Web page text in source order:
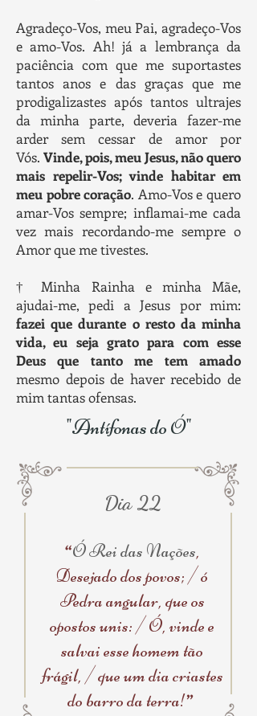
Agradeço-Vos, meu Pai, agradeço-Vos
e amo-Vos. Ah! já a lembrança da
paciência com que me suportastes
tantos anos e das graças que me
prodigalizastes após tantos ultrajes
da minha parte, deveria fazer-me
arder sem cessar de amor por
Vós. Vinde, pois, meu Jesus, não quero
mais repelir-Vos; vinde habitar em
meu pobre coração. Amo-Vos e quero
amar-Vos sempre; inflamai-me cada
vez mais recordando-me sempre o
Amor que me tivestes.
† Minha Rainha e minha Mãe,
ajudai-me, pedi a Jesus por mim:
fazei que durante o resto da minha
vida, eu seja grato para com esse
Deus que tanto me tem amado
mesmo depois de haver recebido de
mim tantas ofensas.
"Antífonas do Ó"
Dia 22
“Ó Rei das Nações,
Desejado dos povos; / ó
Pedra angular, que os
opostos unis: / Ó, vinde e
salvai esse homem tão
frágil, / que um dia criastes
do barro da terra!”